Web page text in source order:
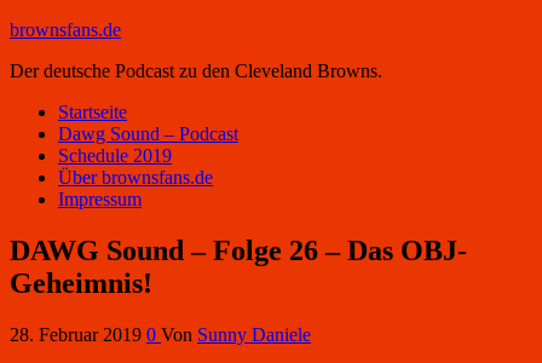
brownsfans.de
Der deutsche Podcast zu den Cleveland Browns.
Startseite
Dawg Sound – Podcast
Schedule 2019
Über brownsfans.de
Impressum
DAWG Sound – Folge 26 – Das OBJ-
Geheimnis!
28. Februar 2019 0 Von Sunny Daniele